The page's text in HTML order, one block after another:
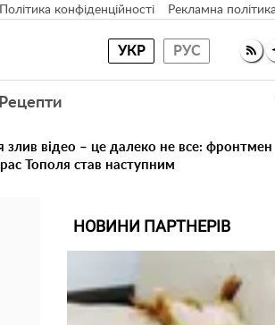
Політика конфіденційності Рекламна політика
УКР РУС
Рецепти
злив відео – це далеко не все: фронтмен
Тополя став наступним
НОВИНИ ПАРТНЕРІВ